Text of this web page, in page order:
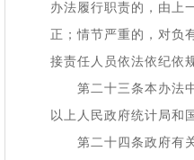
办法履行职责的，由上
正；情节严重的，对负
接责任人员依法依纪依
第二十三条本办法中
以上人民政府统计局和
第二十四条政府有关